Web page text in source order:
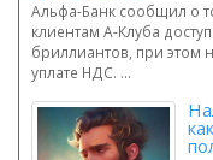
Альфа-Банк сообщил о
клиентам А-Клуба
бриллиантов, при этом
уплате НДС. ...